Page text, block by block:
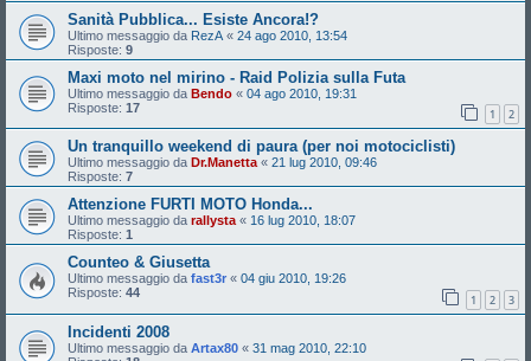
Sanità Pubblica... Esiste Ancora!?
Ultimo messaggio da RezA « 24 ago 2010, 13:54
Risposte: 9
Maxi moto nel mirino - Raid Polizia sulla Futa
Ultimo messaggio da Bendo « 04 ago 2010, 19:31
Risposte: 17 1 2
Un tranquillo weekend di paura (per noi motociclisti)
Ultimo messaggio da Dr.Manetta « 21 lug 2010, 09:46
Risposte: 7
Attenzione FURTI MOTO Honda...
Ultimo messaggio da rallysta « 16 lug 2010, 18:07
Risposte: 1
Counteo & Giusetta
Ultimo messaggio da fast3r « 04 giu 2010, 19:26
Risposte: 44 1 2 3
Incidenti 2008
Ultimo messaggio da Artax80 « 31 mag 2010, 22:10